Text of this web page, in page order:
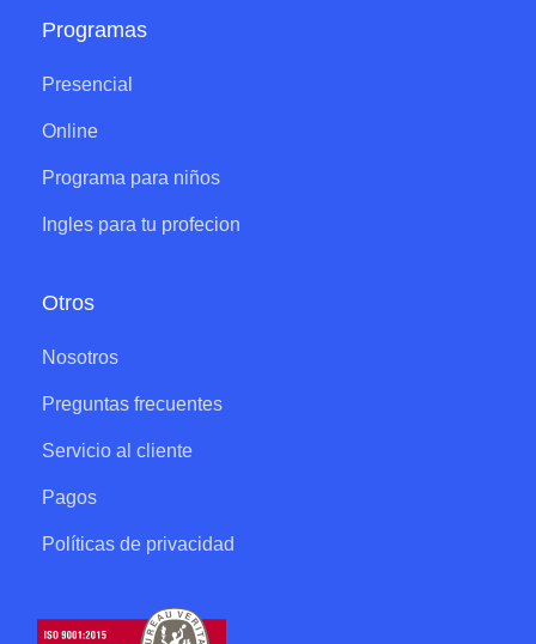
Programas
Presencial
Online
Programa para niños
Ingles para tu profecion
Otros
Nosotros
Preguntas frecuentes
Servicio al cliente
Pagos
Políticas de privacidad